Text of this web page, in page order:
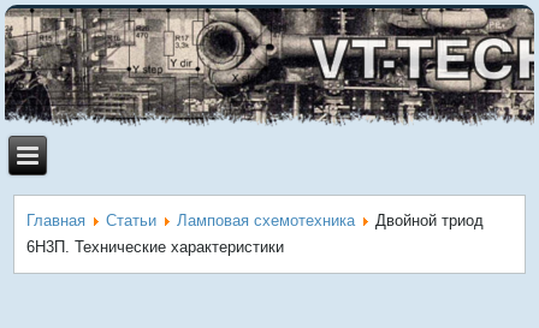
Главная Статьи Ламповая схемотехника
Двойной триод
6Н3П. Технические характеристики